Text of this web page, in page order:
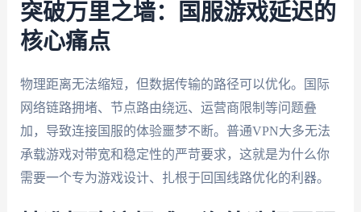
突破万里之墙：国服游戏延迟的
核心痛点
物理距离无法缩短，但数据传输的路径可以优化。国际
网络链路拥堵、节点路由绕远、运营商限制等问题叠
加，导致连接国服的体验噩梦不断。普通VPN大多无法
承载游戏对带宽和稳定性的严苛要求，这就是为什么你
需要一个专为游戏设计、扎根于回国线路优化的利器。